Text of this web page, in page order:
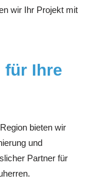
wir Ihr Projekt mit
für Ihre
bieten wir
und
Partner für